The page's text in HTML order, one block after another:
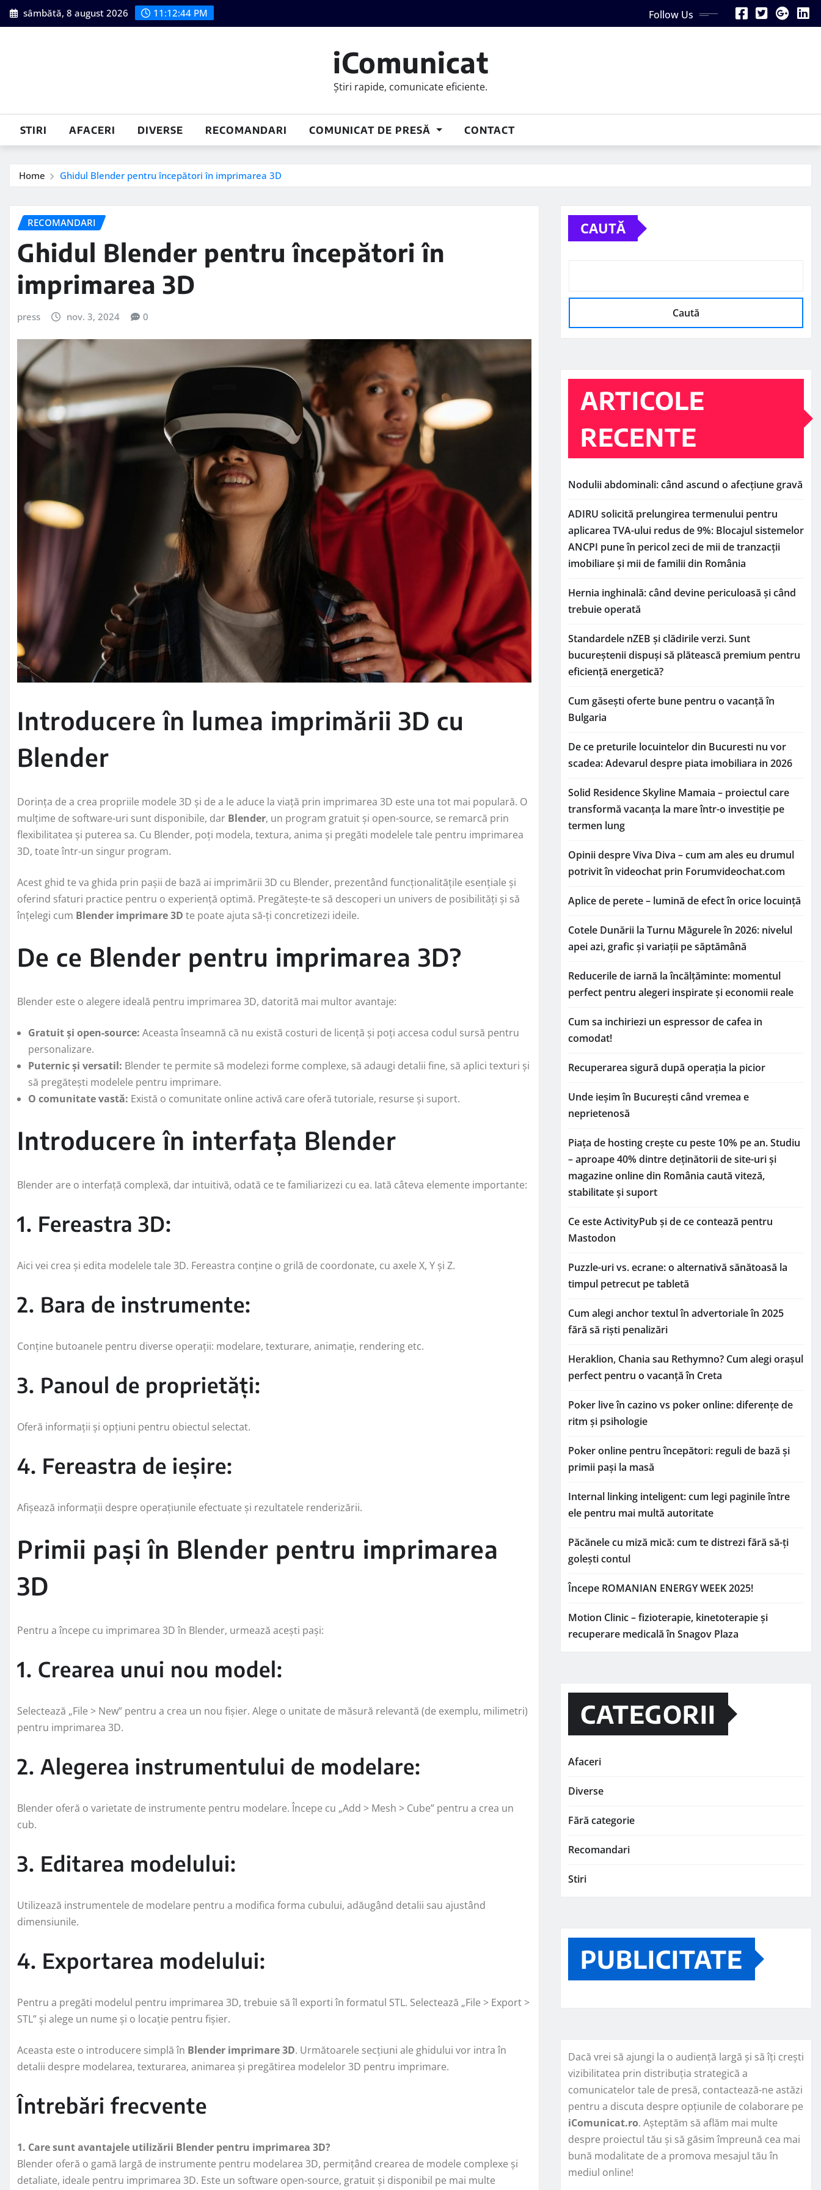
Skip
to
sâmbătă, 8 august 2026 11:12:45 PM Follow Us
iComunicat
Știri rapide, comunicate eficiente.
STIRI AFACERI DIVERSE RECOMANDARI COMUNICAT DE PRESĂ CONTACT
Home Ghidul Blender pentru începători în imprimarea 3D
RECOMANDARI
Ghidul Blender pentru începători în
imprimarea 3D
press nov. 3, 2024 0
Introducere în lumea imprimării 3D cu
Blender
Dorința de a crea propriile modele 3D și de a le aduce la viață prin imprimarea 3D este una tot mai populară. O
mulțime de software-uri sunt disponibile, dar Blender, un program gratuit și open-source, se remarcă prin
flexibilitatea și puterea sa. Cu Blender, poți modela, textura, anima și pregăti modelele tale pentru imprimarea
3D, toate într-un singur program.
Acest ghid te va ghida prin pașii de bază ai imprimării 3D cu Blender, prezentând funcționalitățile esențiale și
oferind sfaturi practice pentru o experiență optimă. Pregătește-te să descoperi un univers de posibilități și să
înțelegi cum Blender imprimare 3D te poate ajuta să-ți concretizezi ideile.
De ce Blender pentru imprimarea 3D?
Blender este o alegere ideală pentru imprimarea 3D, datorită mai multor avantaje:
Gratuit și open-source: Aceasta înseamnă că nu există costuri de licență și poți accesa codul sursă pentru
personalizare.
Puternic și versatil: Blender te permite să modelezi forme complexe, să adaugi detalii fine, să aplici texturi și
să pregătești modelele pentru imprimare.
O comunitate vastă: Există o comunitate online activă care oferă tutoriale, resurse și suport.
Introducere în interfața Blender
Blender are o interfață complexă, dar intuitivă, odată ce te familiarizezi cu ea. Iată câteva elemente importante:
1. Fereastra 3D:
Aici vei crea și edita modelele tale 3D. Fereastra conține o grilă de coordonate, cu axele X, Y și Z.
2. Bara de instrumente:
Conține butoanele pentru diverse operații: modelare, texturare, animație, rendering etc.
3. Panoul de proprietăți:
Oferă informații și opțiuni pentru obiectul selectat.
4. Fereastra de ieșire:
Afișează informații despre operațiunile efectuate și rezultatele renderizării.
Primii pași în Blender pentru imprimarea
3D
Pentru a începe cu imprimarea 3D în Blender, urmează acești pași:
1. Crearea unui nou model:
Selectează „File > New” pentru a crea un nou fișier. Alege o unitate de măsură relevantă (de exemplu, milimetri)
pentru imprimarea 3D.
2. Alegerea instrumentului de modelare:
Blender oferă o varietate de instrumente pentru modelare. Începe cu „Add > Mesh > Cube” pentru a crea un
cub.
3. Editarea modelului:
Utilizează instrumentele de modelare pentru a modifica forma cubului, adăugând detalii sau ajustând
dimensiunile.
4. Exportarea modelului:
Pentru a pregăti modelul pentru imprimarea 3D, trebuie să îl exporti în formatul STL. Selectează „File > Export >
STL” și alege un nume și o locație pentru fișier.
Aceasta este o introducere simplă în Blender imprimare 3D. Următoarele secțiuni ale ghidului vor intra în
detalii despre modelarea, texturarea, animarea și pregătirea modelelor 3D pentru imprimare.
Întrebări frecvente
1. Care sunt avantajele utilizării Blender pentru imprimarea 3D?
Blender oferă o gamă largă de instrumente pentru modelarea 3D, permițând crearea de modele complexe și
detaliate, ideale pentru imprimarea 3D. Este un software open-source, gratuit și disponibil pe mai multe
CAUTĂ
Caută
ARTICOLE
RECENTE
Nodulii abdominali: când ascund o afecțiune gravă
ADIRU solicită prelungirea termenului pentru
aplicarea TVA-ului redus de 9%: Blocajul sistemelor
ANCPI pune în pericol zeci de mii de tranzacții
imobiliare și mii de familii din România
Hernia inghinală: când devine periculoasă și când
trebuie operată
Standardele nZEB și clădirile verzi. Sunt
bucureștenii dispuși să plătească premium pentru
eficiență energetică?
Cum găsești oferte bune pentru o vacanță în
Bulgaria
De ce preturile locuintelor din Bucuresti nu vor
scadea: Adevarul despre piata imobiliara in 2026
Solid Residence Skyline Mamaia – proiectul care
transformă vacanța la mare într-o investiție pe
termen lung
Opinii despre Viva Diva – cum am ales eu drumul
potrivit în videochat prin Forumvideochat.com
Aplice de perete – lumină de efect în orice locuință
Cotele Dunării la Turnu Măgurele în 2026: nivelul
apei azi, grafic și variații pe săptămână
Reducerile de iarnă la încălțăminte: momentul
perfect pentru alegeri inspirate și economii reale
Cum sa inchiriezi un espressor de cafea in
comodat!
Recuperarea sigură după operația la picior
Unde ieșim în București când vremea e
neprietenosă
Piața de hosting crește cu peste 10% pe an. Studiu
– aproape 40% dintre deținătorii de site-uri și
magazine online din România caută viteză,
stabilitate și suport
Ce este ActivityPub și de ce contează pentru
Mastodon
Puzzle-uri vs. ecrane: o alternativă sănătoasă la
timpul petrecut pe tabletă
Cum alegi anchor textul în advertoriale în 2025
fără să riști penalizări
Heraklion, Chania sau Rethymno? Cum alegi orașul
perfect pentru o vacanță în Creta
Poker live în cazino vs poker online: diferențe de
ritm și psihologie
Poker online pentru începători: reguli de bază și
primii pași la masă
Internal linking inteligent: cum legi paginile între
ele pentru mai multă autoritate
Păcănele cu miză mică: cum te distrezi fără să-ți
golești contul
Începe ROMANIAN ENERGY WEEK 2025!
Motion Clinic – fizioterapie, kinetoterapie și
recuperare medicală în Snagov Plaza
CATEGORII
Afaceri
Diverse
Fără categorie
Recomandari
Stiri
PUBLICITATE
Dacă vrei să ajungi la o audiență largă și să îți crești
vizibilitatea prin distribuția strategică a
comunicatelor tale de presă, contactează-ne astăzi
pentru a discuta despre opțiunile de colaborare pe
iComunicat.ro. Așteptăm să aflăm mai multe
despre proiectul tău și să găsim împreună cea mai
bună modalitate de a promova mesajul tău în
mediul online!